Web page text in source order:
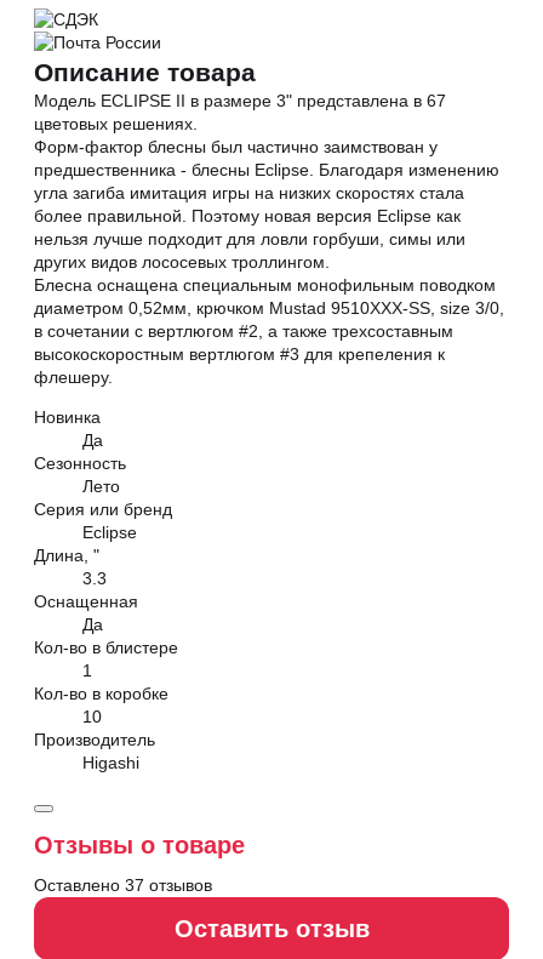
Описание товара
Модель ECLIPSE II в размере 3" представлена в 67
цветовых решениях.
Форм-фактор блесны был частично заимствован у
предшественника - блесны Eclipse. Благодаря изменению
угла загиба имитация игры на низких скоростях стала
более правильной. Поэтому новая версия Eclipse как
нельзя лучше подходит для ловли горбуши, симы или
других видов лососевых троллингом.
Блесна оснащена специальным монофильным поводком
диаметром 0,52мм, крючком Mustad 9510XXX-SS, size 3/0,
в сочетании с вертлюгом #2, а также трехсоставным
высокоскоростным вертлюгом #3 для крепеления к
флешеру.
Новинка
Да
Сезонность
Лето
Серия или бренд
Eclipse
Длина, "
3.3
Оснащенная
Да
Кол-во в блистере
1
Кол-во в коробке
10
Производитель
Higashi
Отзывы о товаре
Оставлено 37 отзывов
Оставить отзыв